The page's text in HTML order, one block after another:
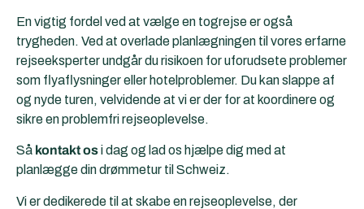
En vigtig fordel ved at vælge en togrejse er også
trygheden. Ved at overlade planlægningen til vores erfarne
rejseeksperter undgår du risikoen for uforudsete problemer
som flyaflysninger eller hotelproblemer. Du kan slappe af
og nyde turen, velvidende at vi er der for at koordinere og
sikre en problemfri rejseoplevelse.
Så kontakt osi dag og lad os hjælpe dig med at
planlægge din drømmetur til Schweiz.
Vi er dedikerede til at skabe en rejseoplevelse, der